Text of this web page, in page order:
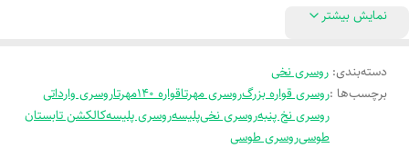
نمایش بیشتر
دسته‌بندی: روسری نخی
برچسب‌ها :روسری قواره بزرگروسری مهرتاقواره 140 مهرتاروسری وارداتی
روسری نخ پنبهروسری نخیپلیسهروسری پلیسهکالکشن تابستان
طوسیروسری طوسی